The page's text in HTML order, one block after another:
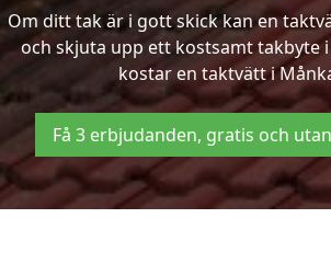
Om ditt tak är i gott skick kan en
och skjuta upp ett kostsamt takbyte i
kostar en taktvätt i
Få 3 erbjudanden, gratis och